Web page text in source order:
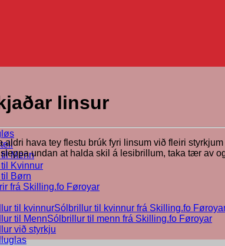
Menn
Kvinnur
Børn
frá Skilling.fo Føroyar
til kvinnurSólbrillur til kvinnur frá Skilling.fo
til MennSólbrillur til menn frá Skilling.fo Føroyar
við styrkju
linsur
aldri hava tey flestu brúk fyri linsum við fleiri
undan at halda skil á lesibrillum, taka tær av